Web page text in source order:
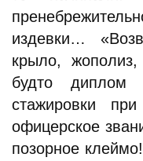
издевки…
крыло,
будто диплом
стажировки
офицерское
позорное